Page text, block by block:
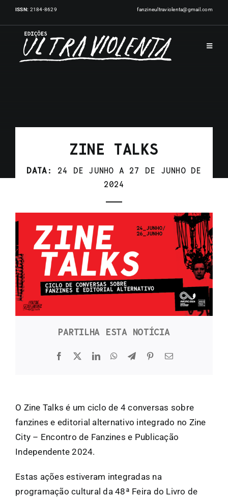
Skip
content
ISSN: 2184-8629 fanzineultraviolenta@gmail.com
FANZINETECA.PT
EN
PT
ZINE TALKS
DATA: 24 DE JUNHO A 27 DE JUNHO DE
2024
PARTILHA ESTA NOTÍCIA
O Zine Talks é um ciclo de 4 conversas sobre
fanzines e editorial alternativo integrado no Zine
City – Encontro de Fanzines e Publicação
Independente 2024.
Estas ações estiveram integradas na
programação cultural da 48ª Feira do Livro de